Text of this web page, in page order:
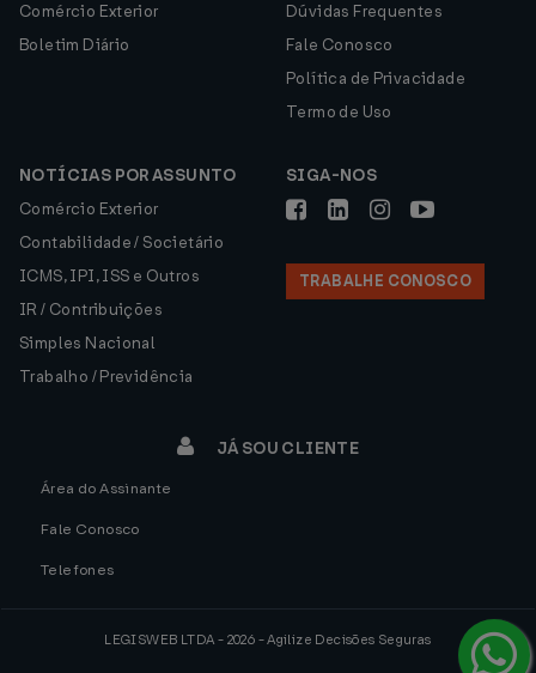
Comércio Exterior
Boletim Diário
Dúvidas Frequentes
Fale Conosco
Política de Privacidade
Termo de Uso
NOTÍCIAS POR ASSUNTO
Comércio Exterior
Contabilidade / Societário
ICMS, IPI, ISS e Outros
IR / Contribuições
Simples Nacional
Trabalho / Previdência
SIGA-NOS
TRABALHE CONOSCO
JÁ SOU CLIENTE
Área do Assinante
Fale Conosco
Telefones
LEGISWEB LTDA - 2026 - Agilize Decisões Seguras